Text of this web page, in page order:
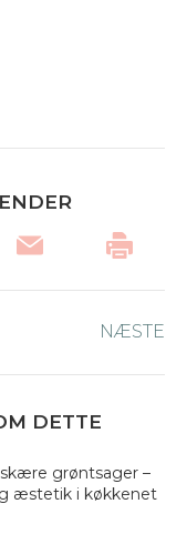
NÆSTE
DETTE
grøntsager –
æstetik i køkkenet